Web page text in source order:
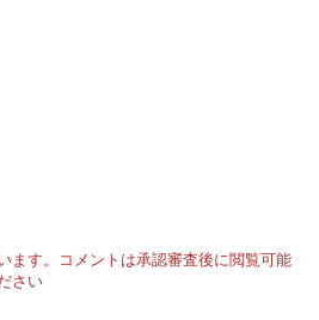
ます。コメントは承認審査後に閲覧可能
さい